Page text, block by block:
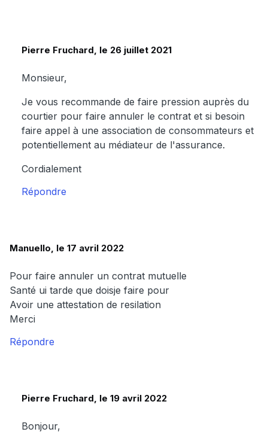
Pierre Fruchard, le 26 juillet 2021
Monsieur,
Je vous recommande de faire pression auprès du
courtier pour faire annuler le contrat et si besoin
faire appel à une association de consommateurs et
potentiellement au médiateur de l'assurance.
Cordialement
Répondre
Manuello, le 17 avril 2022
Pour faire annuler un contrat mutuelle
Santé ui tarde que doisje faire pour
Avoir une attestation de resilation
Merci
Répondre
Pierre Fruchard, le 19 avril 2022
Bonjour,